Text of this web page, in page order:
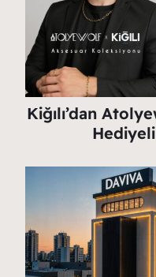
Kiğılı’dan